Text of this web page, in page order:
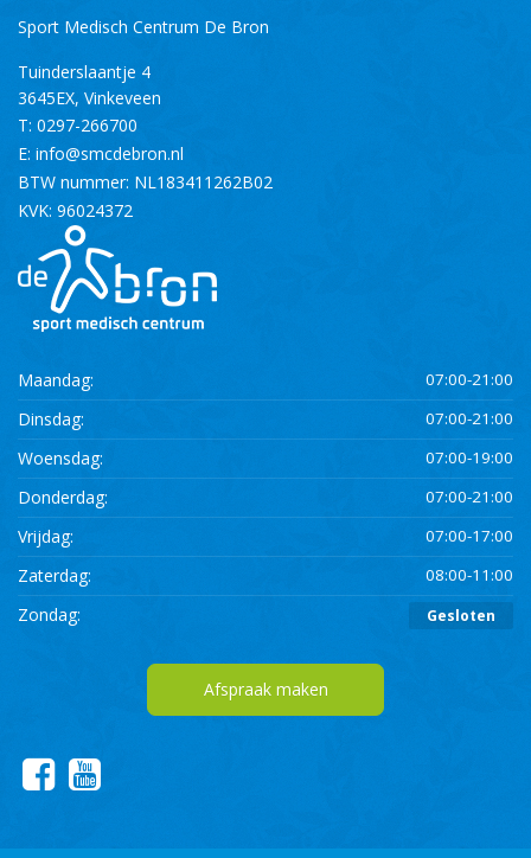
Sport Medisch Centrum De Bron
Tuinderslaantje 4
3645EX, Vinkeveen
T: 0297-266700
E: info@smcdebron.nl
BTW nummer: NL183411262B02
KVK: 96024372
Maandag: 07:00-21:00
Dinsdag: 07:00-21:00
Woensdag: 07:00-19:00
Donderdag: 07:00-21:00
Vrijdag: 07:00-17:00
Zaterdag: 08:00-11:00
Zondag: Gesloten
Afspraak maken